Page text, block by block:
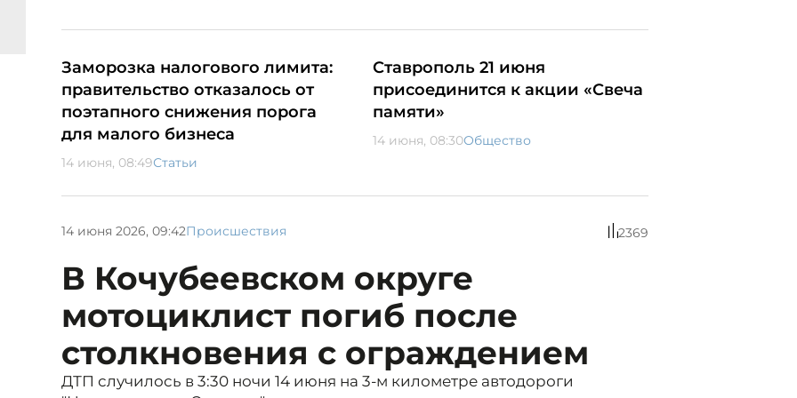
Заморозка налогового лимита:
правительство отказалось от
поэтапного снижения порога
для малого бизнеса
14 июня, 08:49Статьи
Ставрополь 21 июня
присоединится к акции «Свеча
памяти»
14 июня, 08:30Общество
14 июня 2026, 09:42Происшествия 2369
В Кочубеевском округе
мотоциклист погиб после
столкновения с ограждением
ДТП случилось в 3:30 ночи 14 июня на 3-м километре автодороги